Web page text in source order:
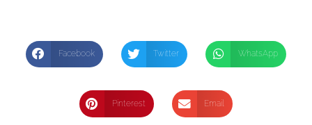
Facebook Twitter WhatsApp
Pinterest Email